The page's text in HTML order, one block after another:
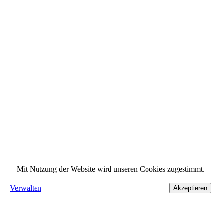
Mit Nutzung der Website wird unseren Cookies zugestimmt.
Verwalten Akzeptieren